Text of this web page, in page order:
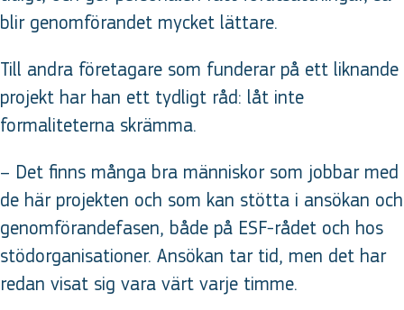
blir genomförandet mycket lättare.
Till andra företagare som funderar på ett liknande
projekt har han ett tydligt råd: låt inte
formaliteterna skrämma.
– Det finns många bra människor som jobbar med
de här projekten och som kan stötta i ansökan och
genomförandefasen, både på ESF-rådet och hos
stödorganisationer. Ansökan tar tid, men det har
redan visat sig vara värt varje timme.